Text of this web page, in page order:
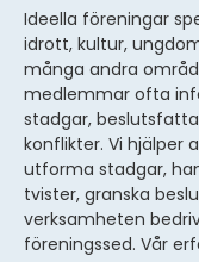
Ideella föreningar
idrott, kultur,
många andra
medlemmar ofta
stadgar,
konflikter. Vi hjälper
utforma stadgar,
tvister, granska
verksamheten
föreningssed. Vår